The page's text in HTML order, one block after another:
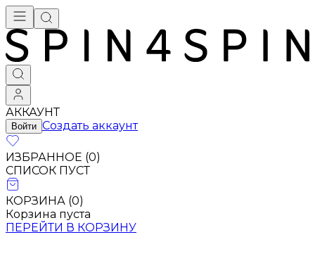
АККАУНТ
Войти Создать аккаунт
ИЗБРАННОЕ (0)
СПИСОК ПУСТ
КОРЗИНА (0)
Корзина пуста
ПЕРЕЙТИ В КОРЗИНУ